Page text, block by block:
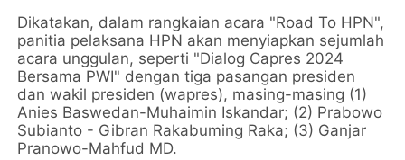
Dikatakan, dalam rangkaian acara "Road To HPN",
panitia pelaksana HPN akan menyiapkan sejumlah
acara unggulan, seperti "Dialog Capres 2024
Bersama PWI" dengan tiga pasangan presiden
dan wakil presiden (wapres), masing-masing (1)
Anies Baswedan-Muhaimin Iskandar; (2) Prabowo
Subianto - Gibran Rakabuming Raka; (3) Ganjar
Pranowo-Mahfud MD.